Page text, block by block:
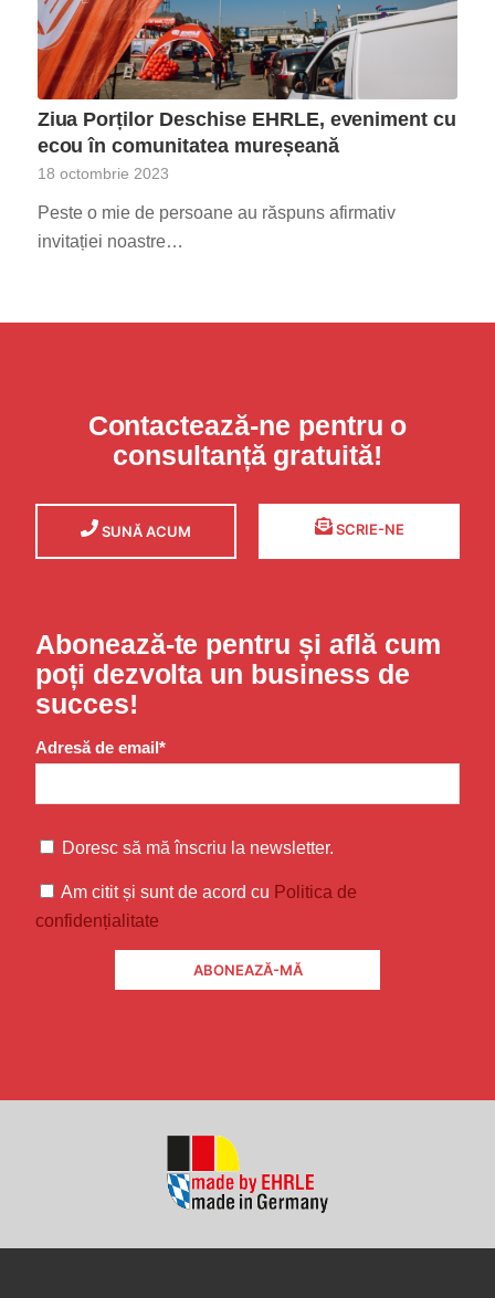
Ziua Porților Deschise EHRLE, eveniment cu
ecou în comunitatea mureșeană
18 octombrie 2023
Peste o mie de persoane au răspuns afirmativ
invitației noastre…
Contactează-ne pentru o
consultanță gratuită!
SUNĂ ACUM SCRIE-NE
Abonează-te pentru și află cum
poți dezvolta un business de
succes!
Adresă de email*
Doresc să mă înscriu la newsletter.
Am citit și sunt de acord cu Politica de
confidențialitate